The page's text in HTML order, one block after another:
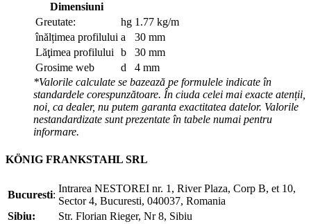
Dimensiuni
Greutate:
hg 1.77 kg/m
înălțimea profilului a
30 mm
Lăţimea profilului b
30 mm
Grosime web
d
4 mm
*Valorile calculate se bazează pe formulele indicate în
standardele corespunzătoare. În ciuda celei mai exacte atenții,
noi, ca dealer, nu putem garanta exactitatea datelor. Valorile
nestandardizate sunt prezentate în tabele numai pentru
informare.
KÖNIG FRANKSTAHL SRL
Bucuresti:
Intrarea NESTOREI nr. 1, River Plaza, Corp B, et 10,
Sector 4, Bucuresti, 040037, Romania
Sibiu:
Str. Florian Rieger, Nr 8, Sibiu